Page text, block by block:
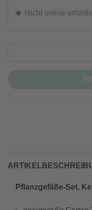
Nicht online
Pflanzgefäße-Set,